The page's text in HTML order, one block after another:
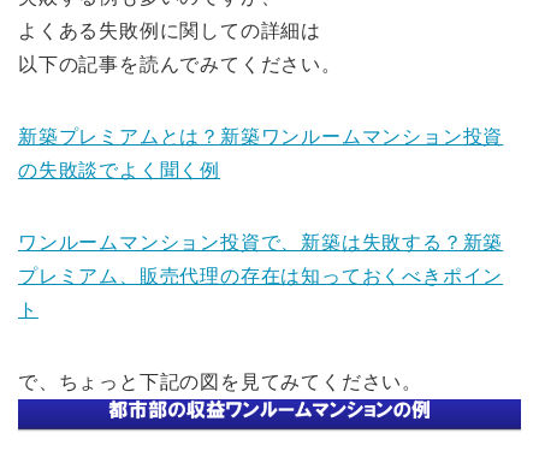
よくある失敗例に関しての詳細は
以下の記事を読んでみてください。
新築プレミアムとは？新築ワンルームマンション投資
の失敗談でよく聞く例
ワンルームマンション投資で、新築は失敗する？新築
プレミアム、販売代理の存在は知っておくべきポイン
ト
で、ちょっと下記の図を見てみてください。